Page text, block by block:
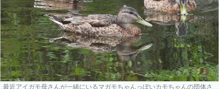
最近アイガモ母さんが一緒にいるマガモちゃんっぽいカモちゃんの団体さ